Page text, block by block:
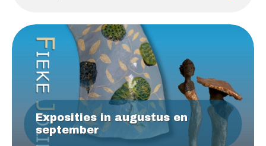
Exposities in augustus en
september